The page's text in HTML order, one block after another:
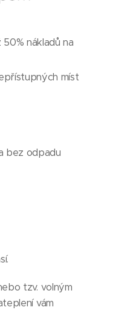
nákladů na
míst
bez odpadu
tzv. volným
vám